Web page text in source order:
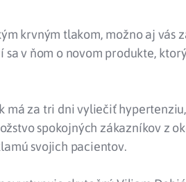
krvným tlakom, možno aj vás
sa v ňom o novom produkte,
má za tri dni vyliečiť
spokojných zákazníkov z
svojich pacientov.